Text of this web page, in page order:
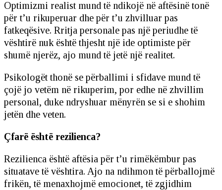
Optimizmi realist mund të ndikojë në aftësinë tonë
për t’u rikuperuar dhe për t’u zhvilluar pas
fatkeqësive. Rritja personale pas një periudhe të
vështirë nuk është thjesht një ide optimiste për
shumë njerëz, ajo mund të jetë një realitet.
Psikologët thonë se përballimi i sfidave mund të
çojë jo vetëm në rikuperim, por edhe në zhvillim
personal, duke ndryshuar mënyrën se si e shohim
jetën dhe veten.
Çfarë është rezilienca?
Rezilienca është aftësia për t’u rimëkëmbur pas
situatave të vështira. Ajo na ndihmon të përballojmë
frikën, të menaxhojmë emocionet, të zgjidhim